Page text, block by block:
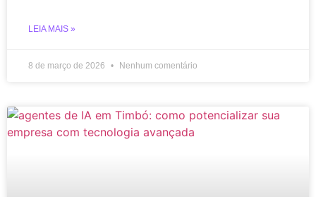
LEIA MAIS »
8 de março de 2026 Nenhum comentário